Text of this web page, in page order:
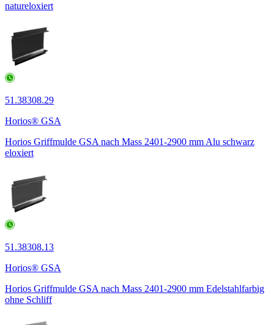
natureloxiert
51.38308.29
Horios® GSA
Horios Griffmulde GSA nach Mass 2401-2900 mm Alu schwarz
eloxiert
51.38308.13
Horios® GSA
Horios Griffmulde GSA nach Mass 2401-2900 mm Edelstahlfarbig
ohne Schliff